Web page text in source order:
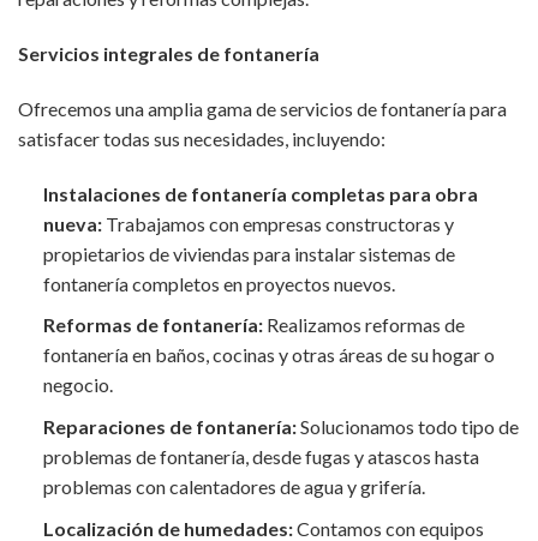
Servicios integrales de fontanería
Ofrecemos una amplia gama de servicios de fontanería para
satisfacer todas sus necesidades, incluyendo:
Instalaciones de fontanería completas para obra
nueva:Trabajamos con empresas constructoras y
propietarios de viviendas para instalar sistemas de
fontanería completos en proyectos nuevos.
Reformas de fontanería:Realizamos reformas de
fontanería en baños, cocinas y otras áreas de su hogar o
negocio.
Reparaciones de fontanería:Solucionamos todo tipo de
problemas de fontanería, desde fugas y atascos hasta
problemas con calentadores de agua y grifería.
Localización de humedades:Contamos con equipos